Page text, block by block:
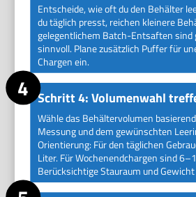
Entscheide, wie oft du den Behälter
du täglich presst, reichen kleinere
gelegentlichem Batch-Entsaften sind
sinnvoll. Plane zusätzlich Puffer für
Chargen ein.
Schritt 4: Volumenwahl
Wähle das Behältervolumen
Messung und dem gewünschten
Orientierung: Für den täglichen
Liter. Für Wochenendchargen sind
Berücksichtige Stauraum und